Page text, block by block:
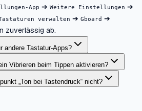
App ➔ Weitere Einstellungen ➔
verwalten ➔ Gboard ➔
zuverlässig ab.
andere Tastatur-Apps?
Vibrieren beim Tippen aktivieren?
„Ton bei Tastendruck“ nicht?